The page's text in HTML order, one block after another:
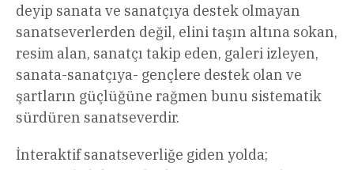
deyip sanata ve sanatçıya destek olmayan
sanatseverlerden değil, elini taşın altına sokan,
resim alan, sanatçı takip eden, galeri izleyen,
sanata-sanatçıya- gençlere destek olan ve
şartların güçlüğüne rağmen bunu sistematik
sürdüren sanatseverdir.
İnteraktif sanatseverliğe giden yolda;